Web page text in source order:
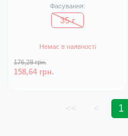
Фасування:
35 г
Немає в наявності
176,28 грн.
158,64 грн.
<< < 1